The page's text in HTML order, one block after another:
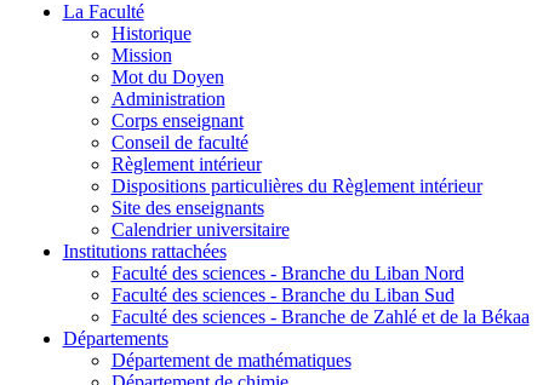
La Faculté
Historique
Mission
Mot du Doyen
Administration
Corps enseignant
Conseil de faculté
Règlement intérieur
Dispositions particulières du Règlement intérieur
Site des enseignants
Calendrier universitaire
Institutions rattachées
Faculté des sciences - Branche du Liban Nord
Faculté des sciences - Branche du Liban Sud
Faculté des sciences - Branche de Zahlé et de la Békaa
Départements
Département de mathématiques